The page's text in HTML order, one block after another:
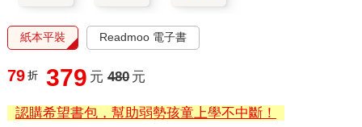
紙本平裝 Readmoo 電子書
79 折 379 元 480 元
認購希望書包，幫助弱勢孩童上學不中斷！